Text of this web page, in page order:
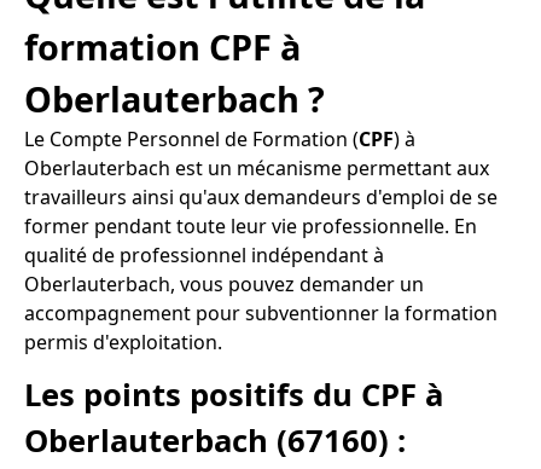
formation CPF à
Oberlauterbach ?
Le Compte Personnel de Formation (CPF) à
Oberlauterbach est un mécanisme permettant aux
travailleurs ainsi qu'aux demandeurs d'emploi de se
former pendant toute leur vie professionnelle. En
qualité de professionnel indépendant à
Oberlauterbach, vous pouvez demander un
accompagnement pour subventionner la formation
permis d'exploitation.
Les points positifs du CPF à
Oberlauterbach (67160) :